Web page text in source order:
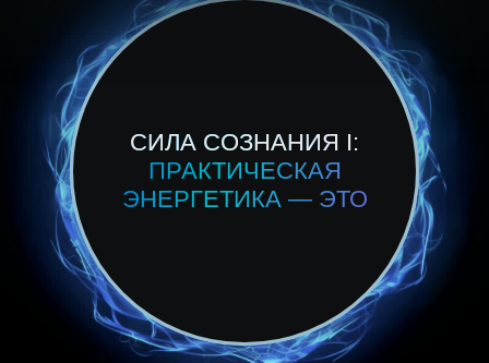
СИЛА СОЗНАНИЯ I:
ПРАКТИЧЕСКАЯ
ЭНЕРГЕТИКА — ЭТО